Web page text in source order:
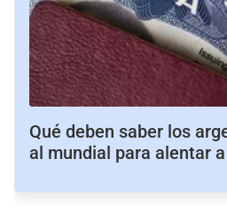
Qué deben saber los
al mundial para alentar